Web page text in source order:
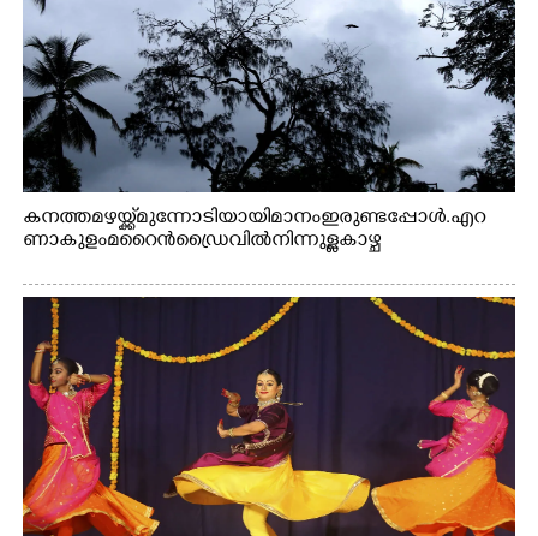
കനത്ത മഴയ്ക്ക് മുന്നോടിയായി മാനം ഇരുണ്ടപ്പോൾ. എറ
ണാകുളം മറൈൻഡ്രൈവിൽ നിന്നുള്ള കാഴ്ച